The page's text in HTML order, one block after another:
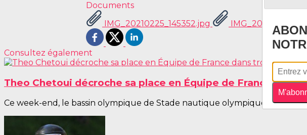
Documents
IMG_20210225_145352.jpg
Consultez également
Theo Chetoui décroche sa place en Équipe de France dans
Ce week-end, le bassin olympique de Stade nautique olympique d’Île-de-